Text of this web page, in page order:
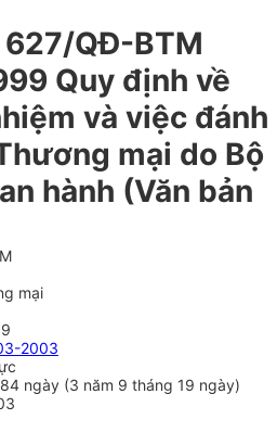
QĐ-BTM
Quy định về
và việc đánh
mại do Bộ
hành (Văn bản
mại
2003
ngày (3 năm 9 tháng 19 ngày)